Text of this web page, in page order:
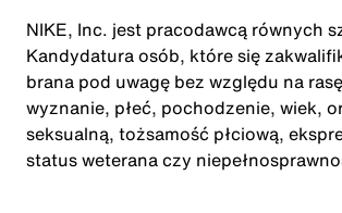
NIKE, Inc. jest pracodawcą równych
Kandydatura osób, które się
brana pod uwagę bez względu na
wyznanie, płeć, pochodzenie, wiek,
seksualną, tożsamość płciową,
status weterana czy